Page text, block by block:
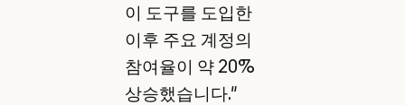
이 도구를 도입한
이후 주요 계정의
참여율이 약 20%
상승했습니다."